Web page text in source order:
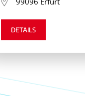
DETAILS